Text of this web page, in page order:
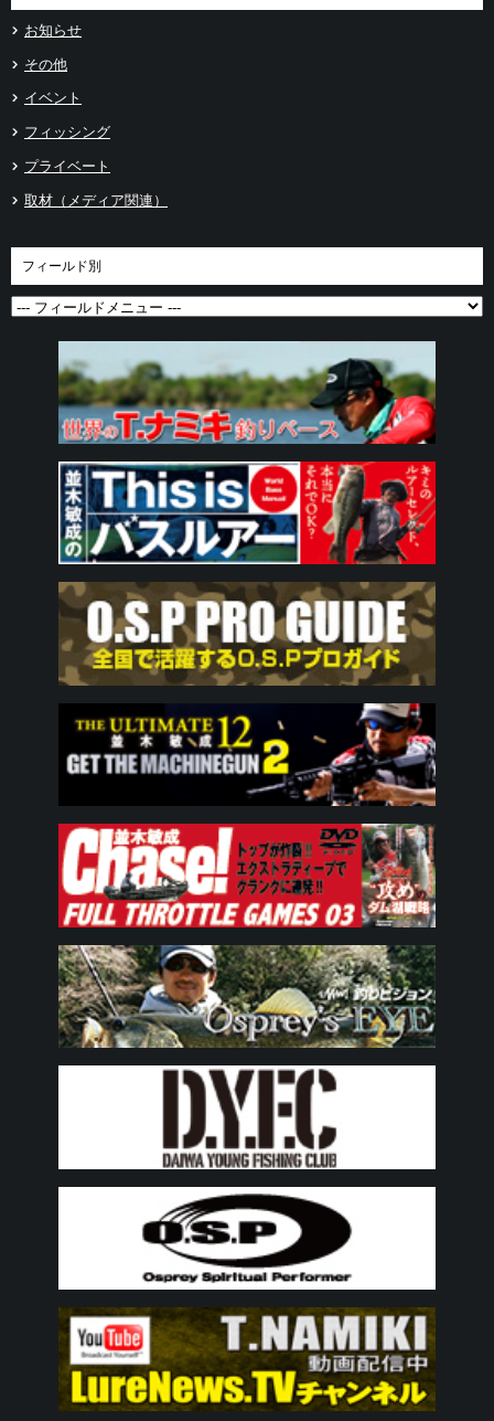
お知らせ
その他
イベント
フィッシング
プライベート
取材（メディア関連）
フィールド別